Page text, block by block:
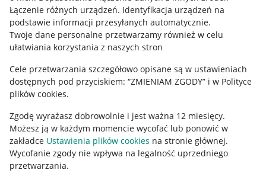
Łączenie różnych urządzeń. Identyfikacja urządzeń na
podstawie informacji przesyłanych automatycznie.
Twoje dane personalne przetwarzamy również w celu
ułatwiania korzystania z naszych stron
Cele przetwarzania szczegółowo opisane są w ustawieniach
dostępnych pod przyciskiem: “ZMIENIAM ZGODY” i w Polityce
plików cookies.
Zgodę wyrażasz dobrowolnie i jest ważna 12 miesięcy.
Możesz ją w każdym momencie wycofać lub ponowić w
zakładce Ustawienia plików cookies na stronie głównej.
Wycofanie zgody nie wpływa na legalność uprzedniego
przetwarzania.
Regulamin
Polityka plików "cookies"
Ustawienia plików "cookies"
Udostępnianie lokalizacji
Informacje dla Aktu o Usługach Cyfrowych
Pobierz aplikację